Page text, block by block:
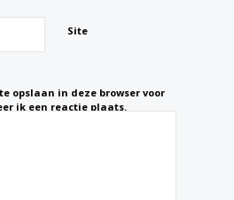
Site
opslaan in deze browser voor
ik een reactie plaats.